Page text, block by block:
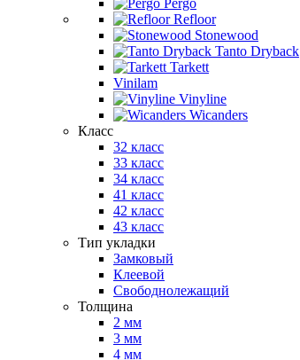
Pergo
Refloor
Stonewood
Tanto Dryback
Tarkett
Vinilam
Vinyline
Wicanders
Класс
32 класс
33 класс
34 класс
41 класс
42 класс
43 класс
Тип укладки
Замковый
Клеевой
Свободнолежащий
Толщина
2 мм
3 мм
4 мм